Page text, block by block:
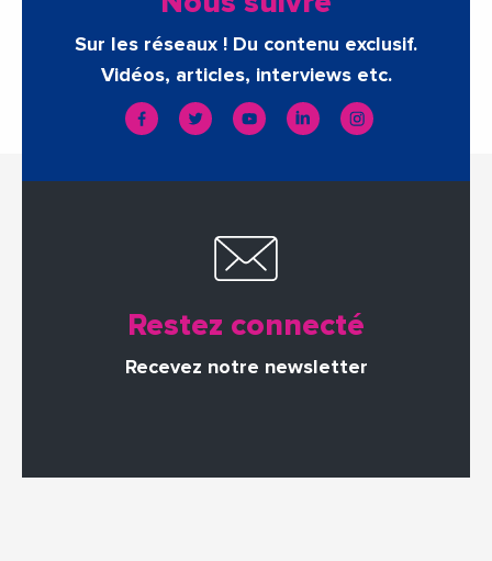
Sur les réseaux ! Du contenu exclusif.
Vidéos, articles, interviews etc.
Restez connecté
Recevez notre newsletter